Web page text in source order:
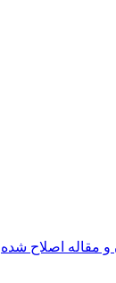
و مقاله اصلاح شده